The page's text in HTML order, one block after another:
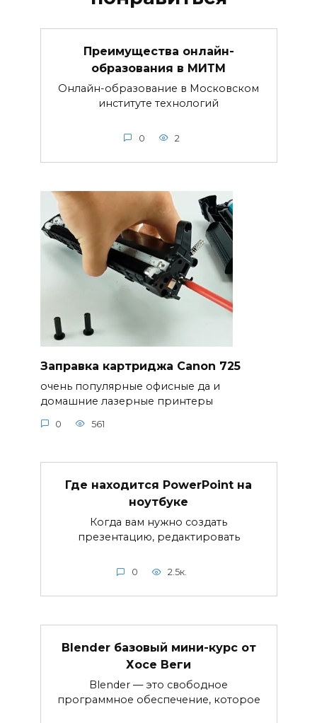
Преимущества онлайн-
образования в МИТМ
Онлайн-образование в Московском
институте технологий
0 2
Заправка картриджа Canon 725
очень популярные офисные да и
домашние лазерные принтеры
0 561
Где находится PowerPoint на
ноутбуке
Когда вам нужно создать
презентацию, редактировать
0 2.5к.
Blender базовый мини-курс от
Хосе Веги
Blender — это свободное
программное обеспечение, которое